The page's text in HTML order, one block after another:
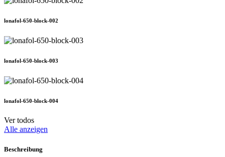
lonafol-650-block-002
lonafol-650-block-003
lonafol-650-block-004
Ver todos
Alle anzeigen
Beschreibung